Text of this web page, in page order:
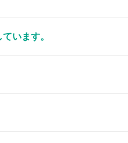
います。